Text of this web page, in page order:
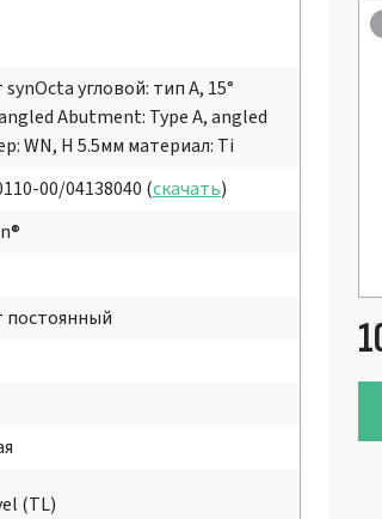
угловой: тип А, 15°
Abutment: Type A, angled
WN, Н 5.5мм материал: Ti
00/04138040 (скачать)
постоянный
(TL)